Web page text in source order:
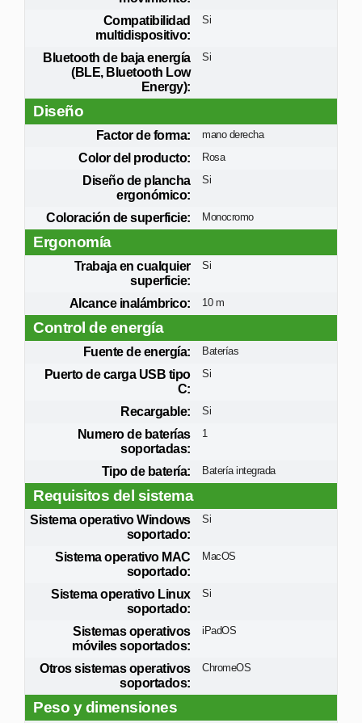
Compatibilidad
multidispositivo:
Si
Bluetooth de baja energía
(BLE, Bluetooth Low
Energy):
Si
Diseño
Factor de forma: mano derecha
Color del producto: Rosa
Diseño de plancha
ergonómico:
Si
Coloración de superficie: Monocromo
Ergonomía
Trabaja en cualquier
superficie:
Si
Alcance inalámbrico: 10 m
Control de energía
Fuente de energía: Baterías
Puerto de carga USB tipo
C:
Si
Recargable: Si
Numero de baterías
soportadas:
1
Tipo de batería: Batería integrada
Requisitos del sistema
Sistema operativo Windows
soportado:
Si
Sistema operativo MAC
soportado:
MacOS
Sistema operativo Linux
soportado:
Si
Sistemas operativos
móviles soportados:
iPadOS
Otros sistemas operativos
soportados:
ChromeOS
Peso y dimensiones